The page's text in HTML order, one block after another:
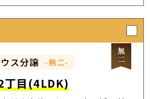
ス分譲 -無二-
丁目(4LDK)